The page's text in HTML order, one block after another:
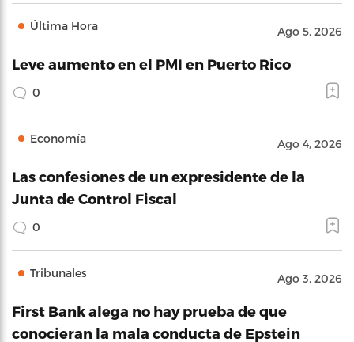
Última Hora Ago 5, 2026
Leve aumento en el PMI en Puerto Rico
0
Economía Ago 4, 2026
Las confesiones de un expresidente de la
Junta de Control Fiscal
0
Tribunales Ago 3, 2026
First Bank alega no hay prueba de que
conocieran la mala conducta de Epstein